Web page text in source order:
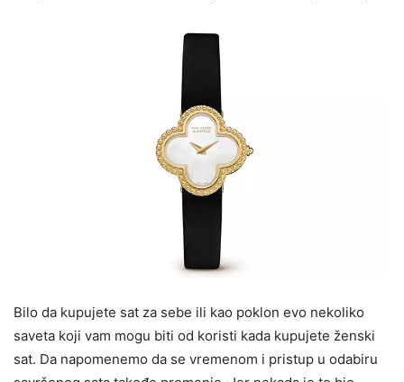
Bilo da kupujete sat za sebe ili kao poklon evo nekoliko
saveta koji vam mogu biti od koristi kada kupujete ženski
sat. Da napomenemo da se vremenom i pristup u odabiru